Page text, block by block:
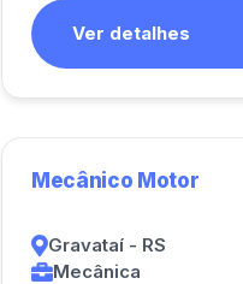
Ver detalhes
Mecânico Motor
Gravataí - RS
Mecânica